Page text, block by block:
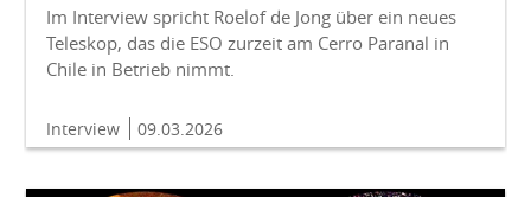
Im Interview spricht Roelof de Jong über ein neues
Teleskop, das die ESO zurzeit am Cerro Paranal in
Chile in Betrieb nimmt.
Interview 09.03.2026